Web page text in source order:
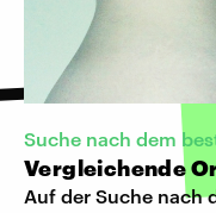
Suche nach dem
Vergleichende
Auf der Suche nach